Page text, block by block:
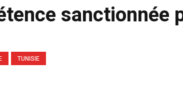
sanctionnée
TUNISIE